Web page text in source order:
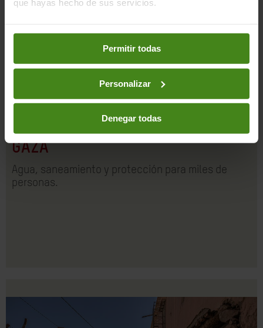
que hayas hecho de sus servicios.
preferencias accediendo a nuestraPolítica de Cookieso
en los botones facilitados a continuación:
Permitir todas
Personalizar
Denegar todas
GAZA
Agua, saneamiento y protección para miles de
personas.